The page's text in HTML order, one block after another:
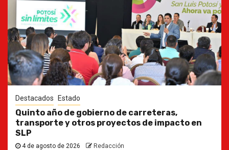
Destacados Estado
Quinto año de gobierno de carreteras,
transporte y otros proyectos de impacto en
SLP
4 de agosto de 2026 Redacción